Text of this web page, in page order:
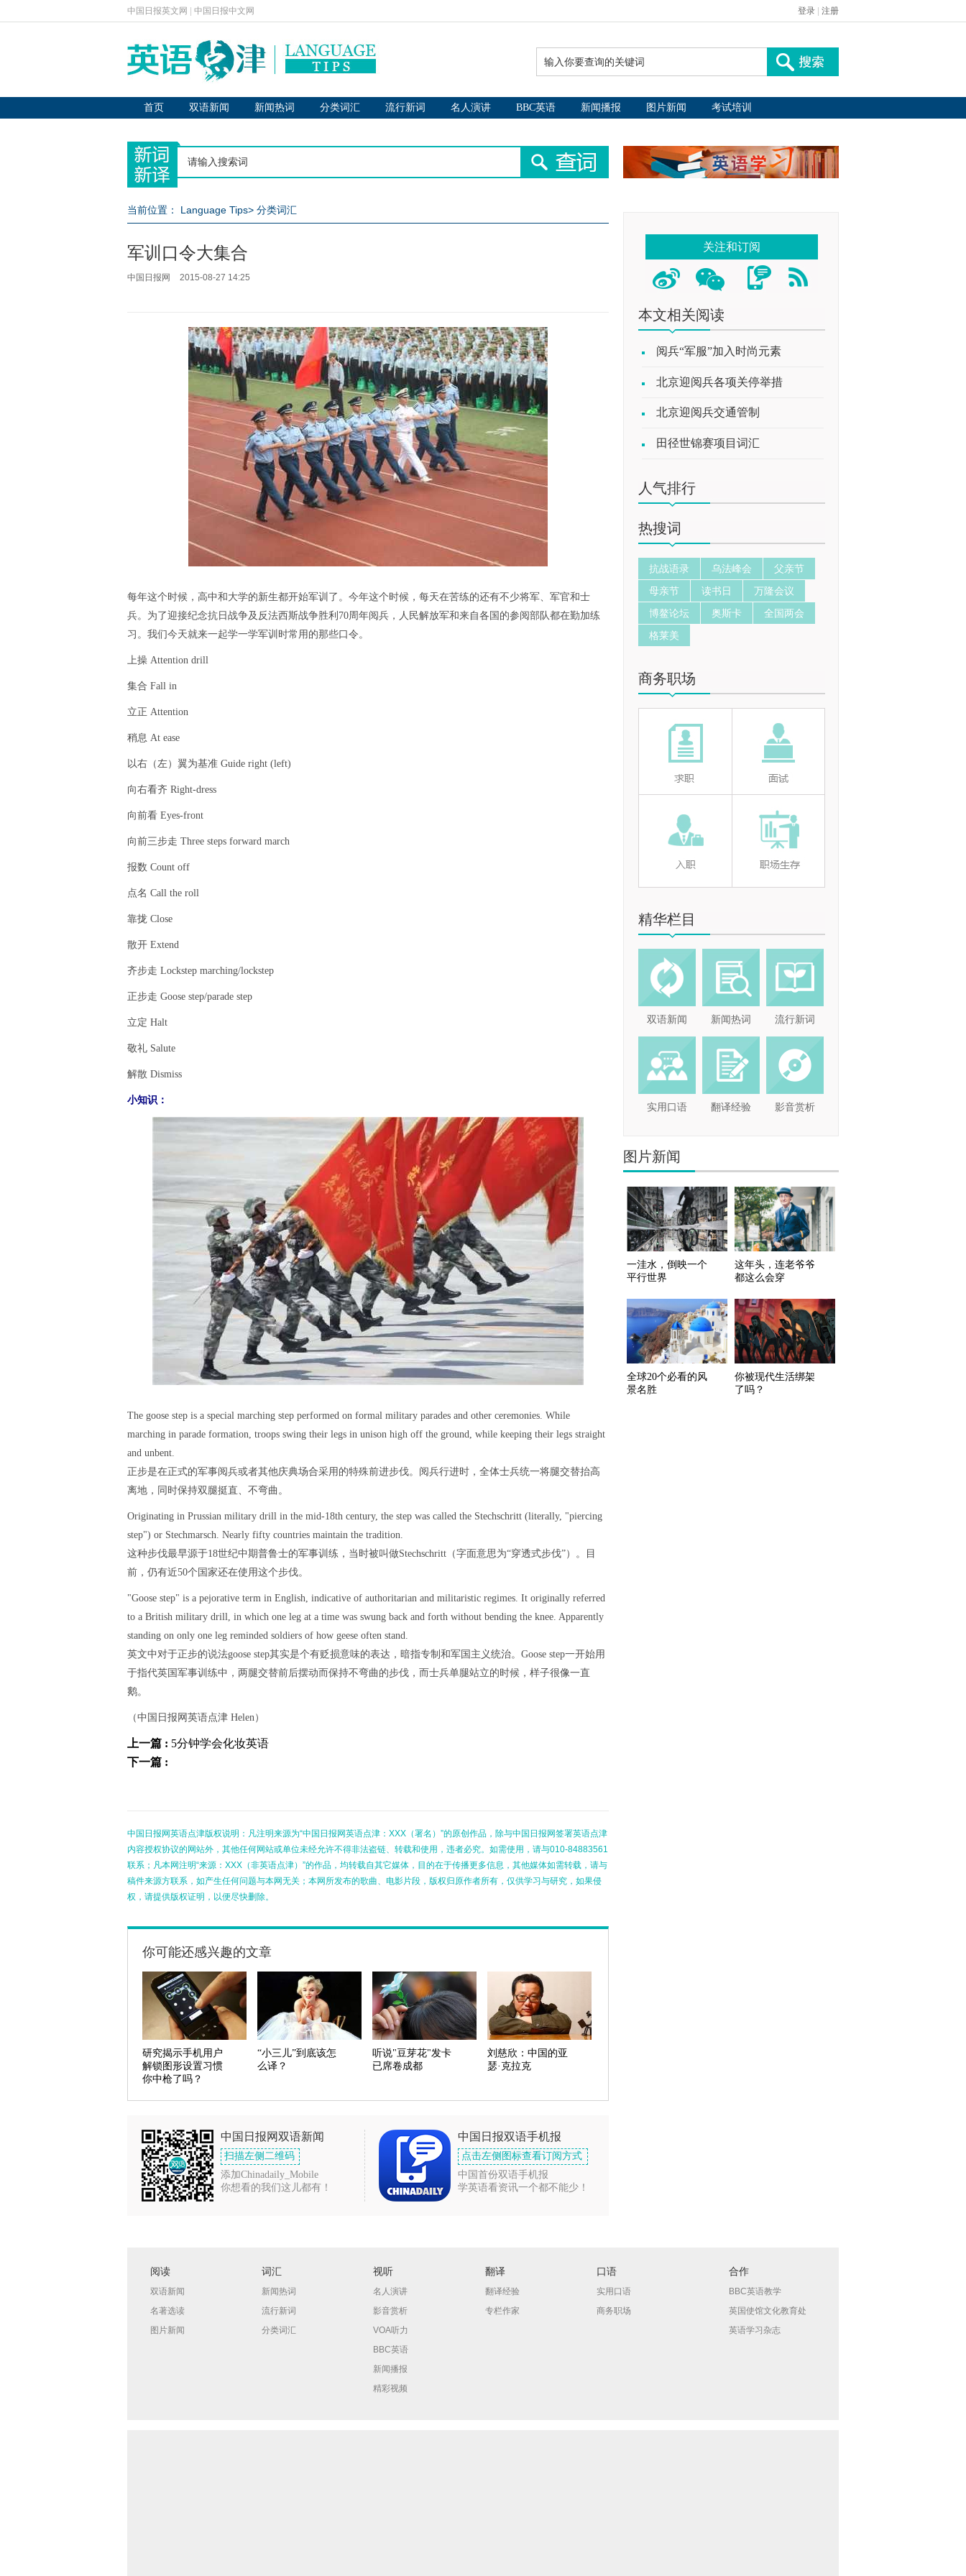
中国日报英文网 中国日报中文网 登录 注册
首页 双语新闻 新闻热词 分类词汇 流行新词 名人演讲 BBC英语 新闻播报 图片新闻 考试培训
当前位置： Language Tips> 分类词汇
军训口令大集合
中国日报网 2015-08-27 14:25
每年这个时候，高中和大学的新生都开始军训了。今年这个时候，每天在苦练的还有不少将军、军官和士
兵。为了迎接纪念抗日战争及反法西斯战争胜利70周年阅兵，人民解放军和来自各国的参阅部队都在勤加练
习。我们今天就来一起学一学军训时常用的那些口令。
上操 Attention drill
集合 Fall in
立正 Attention
稍息 At ease
以右（左）翼为基准 Guide right (left)
向右看齐 Right-dress
向前看 Eyes-front
向前三步走 Three steps forward march
报数 Count off
点名 Call the roll
靠拢 Close
散开 Extend
齐步走 Lockstep marching/lockstep
正步走 Goose step/parade step
立定 Halt
敬礼 Salute
解散 Dismiss
小知识：
The goose step is a special marching step performed on formal military parades and other ceremonies. While
marching in parade formation, troops swing their legs in unison high off the ground, while keeping their legs straight
and unbent.
正步是在正式的军事阅兵或者其他庆典场合采用的特殊前进步伐。阅兵行进时，全体士兵统一将腿交替抬高
离地，同时保持双腿挺直、不弯曲。
Originating in Prussian military drill in the mid-18th century, the step was called the Stechschritt (literally, "piercing
step") or Stechmarsch. Nearly fifty countries maintain the tradition.
这种步伐最早源于18世纪中期普鲁士的军事训练，当时被叫做Stechschritt（字面意思为“穿透式步伐”）。目
前，仍有近50个国家还在使用这个步伐。
"Goose step" is a pejorative term in English, indicative of authoritarian and militaristic regimes. It originally referred
to a British military drill, in which one leg at a time was swung back and forth without bending the knee. Apparently
standing on only one leg reminded soldiers of how geese often stand.
英文中对于正步的说法goose step其实是个有贬损意味的表达，暗指专制和军国主义统治。Goose step一开始用
于指代英国军事训练中，两腿交替前后摆动而保持不弯曲的步伐，而士兵单腿站立的时候，样子很像一直
鹅。
（中国日报网英语点津 Helen）
上一篇 : 5分钟学会化妆英语
下一篇 :
中国日报网英语点津版权说明：凡注明来源为“中国日报网英语点津：XXX（署名）”的原创作品，除与中国日报网签署英语点津
内容授权协议的网站外，其他任何网站或单位未经允许不得非法盗链、转载和使用，违者必究。如需使用，请与010-84883561
联系；凡本网注明“来源：XXX（非英语点津）”的作品，均转载自其它媒体，目的在于传播更多信息，其他媒体如需转载，请与
稿件来源方联系，如产生任何问题与本网无关；本网所发布的歌曲、电影片段，版权归原作者所有，仅供学习与研究，如果侵
权，请提供版权证明，以便尽快删除。
你可能还感兴趣的文章
研究揭示手机用户
解锁图形设置习惯
你中枪了吗？
“小三儿”到底该怎
么译？
听说"豆芽花"发卡
已席卷成都
刘慈欣：中国的亚
瑟·克拉克
中国日报网双语新闻
扫描左侧二维码
添加Chinadaily_Mobile
你想看的我们这儿都有！
中国日报双语手机报
点击左侧图标查看订阅方式
中国首份双语手机报
学英语看资讯一个都不能少！
关注和订阅
本文相关阅读
阅兵“军服”加入时尚元素
北京迎阅兵各项关停举措
北京迎阅兵交通管制
田径世锦赛项目词汇
人气排行
热搜词
抗战语录 乌法峰会
父亲节
母亲节
读书日
万隆会议
博鳌论坛
奥斯卡
全国两会
格莱美
商务职场
精华栏目
双语新闻 新闻热词 流行新词
实用口语 翻译经验 影音赏析
图片新闻
一洼水，倒映一个
平行世界
这年头，连老爷爷
都这么会穿
全球20个必看的风
景名胜
你被现代生活绑架
了吗？
阅读
双语新闻
名著选读
图片新闻
词汇
新闻热词
流行新词
分类词汇
视听
名人演讲
影音赏析
VOA听力
BBC英语
新闻播报
精彩视频
翻译
翻译经验
专栏作家
口语
实用口语
商务职场
合作
BBC英语教学
英国使馆文化教育处
英语学习杂志